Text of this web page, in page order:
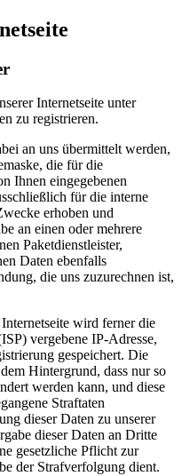
Internetseite unter
zu registrieren.
an uns übermittelt werden,
die für die
Ihnen eingegebenen
für die interne
erhoben und
an einen oder mehrere
Paketdienstleister,
Daten ebenfalls
die uns zuzurechnen ist,
wird ferner die
vergebene IP-Adresse,
gespeichert. Die
Hintergrund, dass nur so
werden kann, und diese
Straftaten
dieser Daten zu unserer
dieser Daten an Dritte
gesetzliche Pflicht zur
der Strafverfolgung dient.